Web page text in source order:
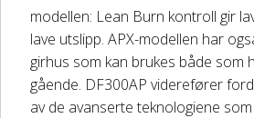
modellen: Lean Burn kontroll gir
lave utslipp. APX-modellen har
girhus som kan brukes både som
gående. DF300AP viderefører
av de avanserte teknologiene